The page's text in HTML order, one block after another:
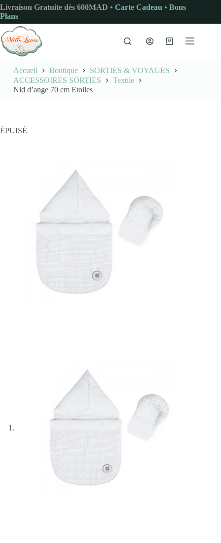
Passer
au
contenu
Livraison Gratuite dès 600MAD • Carte Cadeau • Bons
Plans
Panier
Accueil Boutique
SORTIES & VOYAGES
ACCESSOIRES SORTIES
Textile
Nid d’ange 70 cm Etoiles
ÉPUISÉ